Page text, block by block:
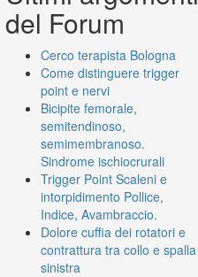
del Forum
Cerco terapista Bologna
Come distinguere trigger
point e nervi
Bicipite femorale,
semitendinoso,
semimembranoso.
Sindrome ischiocrurali
Trigger Point Scaleni e
intorpidimento Pollice,
Indice, Avambraccio.
Dolore cuffia dei rotatori e
contrattura tra collo e spalla
sinistra